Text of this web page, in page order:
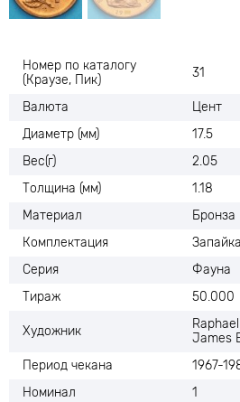
Номер по каталогу
(Краузе, Пик)
31
Валюта
Цент
Диаметр (мм)
17.5
Вес(г)
2.05
Толщина (мм)
1.18
Материал
Бронза
Комплектация
Запайка
Серия
Фауна
Тираж
50.000
Художник
James
Период чекана
1967-
Номинал
1